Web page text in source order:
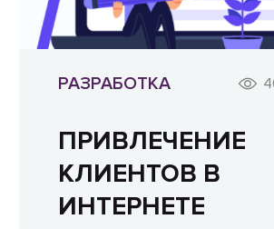
РАЗРАБОТКА
ПРИВЛЕЧЕНИЕ
КЛИЕНТОВ В
ИНТЕРНЕТЕ